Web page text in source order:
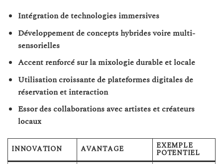
Intégration de technologies immersives
Développement de concepts hybrides voire multi-
sensorielles
Accent renforcé sur la mixologie durable et locale
Utilisation croissante de plateformes digitales de
réservation et interaction
Essor des collaborations avec artistes et créateurs
locaux
INNOVATION AVANTAGE EXEMPLE
POTENTIEL